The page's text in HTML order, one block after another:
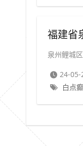
福建省
泉州鲤城
24-05-
白点